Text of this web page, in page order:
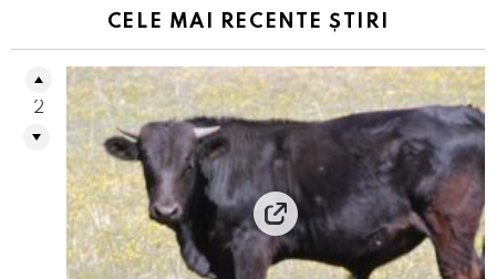
CELE MAI RECENTE ȘTIRI
2